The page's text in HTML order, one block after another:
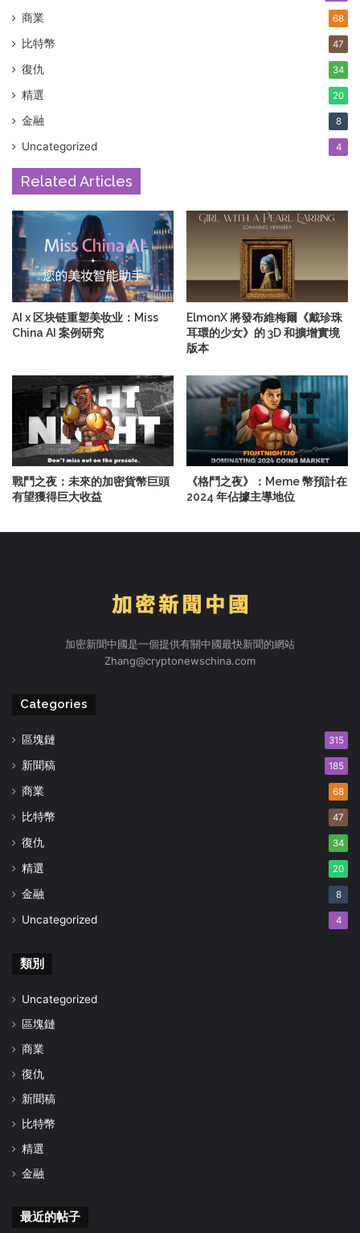
商業 68
比特幣 47
復仇 34
精選 20
金融 8
Uncategorized 4
Related Articles
AI x 区块链重塑美妆业：Miss
China AI 案例研究
ElmonX 將發布維梅爾《戴珍珠
耳環的少女》的 3D 和擴增實境
版本
戰鬥之夜：未來的加密貨幣巨頭
有望獲得巨大收益
《格鬥之夜》：Meme 幣預計在
2024 年佔據主導地位
加密新聞中國是一個提供有關中國最快新聞的網站
Zhang@cryptonewschina.com
Categories
區塊鏈 315
新聞稿 185
商業 68
比特幣 47
復仇 34
精選 20
金融 8
Uncategorized 4
類別
Uncategorized
區塊鏈
商業
復仇
新聞稿
比特幣
精選
金融
最近的帖子